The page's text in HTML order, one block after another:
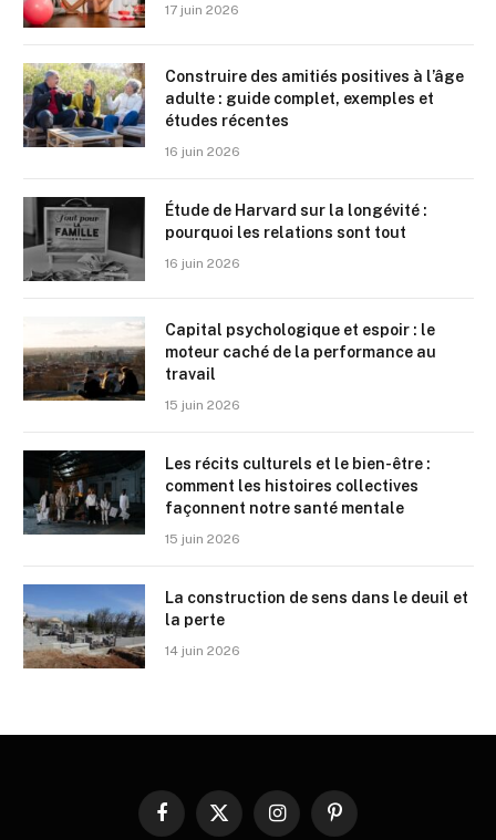
17 juin 2026
Construire des amitiés positives à l’âge
adulte : guide complet, exemples et
études récentes
16 juin 2026
Étude de Harvard sur la longévité :
pourquoi les relations sont tout
16 juin 2026
Capital psychologique et espoir : le
moteur caché de la performance au
travail
15 juin 2026
Les récits culturels et le bien-être :
comment les histoires collectives
façonnent notre santé mentale
15 juin 2026
La construction de sens dans le deuil et
la perte
14 juin 2026
Facebook
X
InstagramPinterest